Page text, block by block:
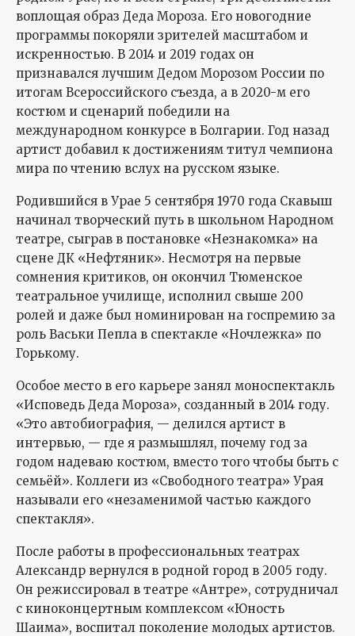
воплощая образ Деда Мороза. Его новогодние
программы покоряли зрителей масштабом и
искренностью. В 2014 и 2019 годах он
признавался лучшим Дедом Морозом России по
итогам Всероссийского съезда, а в 2020-м его
костюм и сценарий победили на
международном конкурсе в Болгарии. Год назад
артист добавил к достижениям титул чемпиона
мира по чтению вслух на русском языке.
Родившийся в Урае 5 сентября 1970 года Скавыш
начинал творческий путь в школьном Народном
театре, сыграв в постановке «Незнакомка» на
сцене ДК «Нефтяник». Несмотря на первые
сомнения критиков, он окончил Тюменское
театральное училище, исполнил свыше 200
ролей и даже был номинирован на госпремию за
роль Васьки Пепла в спектакле «Ночлежка» по
Горькому.
Особое место в его карьере занял моноспектакль
«Исповедь Деда Мороза», созданный в 2014 году.
«Это автобиография, — делился артист в
интервью, — где я размышлял, почему год за
годом надеваю костюм, вместо того чтобы быть с
семьёй». Коллеги из «Свободного театра» Урая
называли его «незаменимой частью каждого
спектакля».
После работы в профессиональных театрах
Александр вернулся в родной город в 2005 году.
Он режиссировал в театре «Антре», сотрудничал
с киноконцертным комплексом «Юность
Шаима», воспитал поколение молодых артистов.